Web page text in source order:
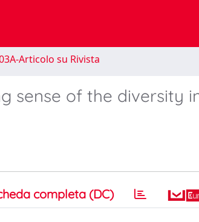
Articolo su Rivista
sense of the diversity
completa (DC)